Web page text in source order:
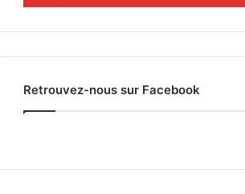
Retrouvez-nous sur Facebook